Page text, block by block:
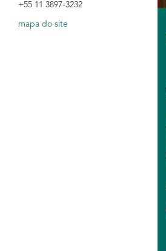
+55 11 3897-3232
mapa do site